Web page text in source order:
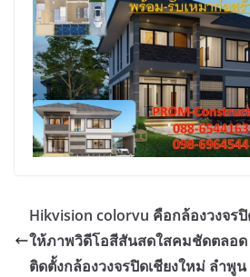
Hikvision colorvu คือกล้องวงจร
ให้ภาพวิดีโอสีสันสดใสคมชัดตลอด
ติดตั้งกล้องวงจรปิดเชียงใหม่ ลำพูน